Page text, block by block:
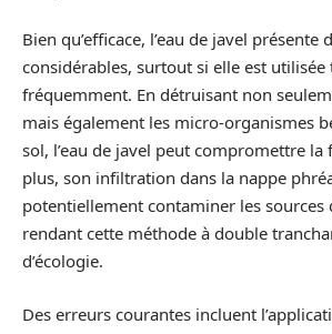
Bien qu’efficace, l’eau de javel présente
considérables, surtout si elle est utilisée
fréquemment. En détruisant non
mais également les micro-organismes
sol, l’eau de javel peut compromettre
plus, son infiltration dans la nappe
potentiellement contaminer les sources
rendant cette méthode à double
d’écologie.
Des erreurs courantes incluent